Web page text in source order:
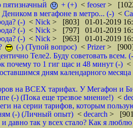
пятизначный
+ (+) < feoser>
Деником в мегафоне в метро... (-) <
(-) < Nick > [803] 01-01-2019
(-) < Nick > [797] 01-01-2019
(-) < Nick > [963] 01-01-2019
(-) (Тупой вопрос) < Prizer>
Теле2. Буду советовать всем.
почему то 1 гиг щас и 48 минут (-) <
дням календарного
на ВСЕХ тарифах. У Мегафон и Би
(-) (Пока еще трезвое мнение!) <
на серии тарифов, которым
(-) (Личный опыт) < decarch >
давно так у всех стало? Как я